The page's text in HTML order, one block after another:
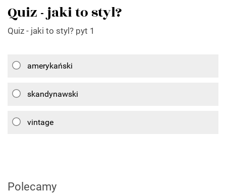
Quiz - jaki to styl?
Quiz - jaki to styl? pyt 1
amerykański
skandynawski
vintage
Polecamy